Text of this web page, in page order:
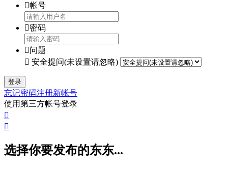
帐号
密码
问题
 安全提问(未设置请忽略)
登录
忘记密码注册新帐号
使用第三方帐号登录


选择你要发布的东东...